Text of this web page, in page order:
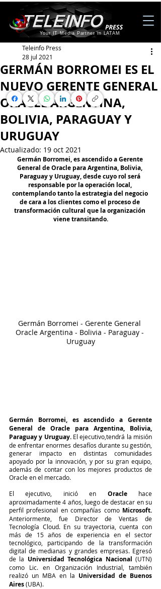
Your IT Media Partner in LATAM
GERMÁN BORROMEI ES EL
NUEVO GERENTE GENERAL
ORACLE ARGENTINA,
BOLIVIA, PARAGUAY Y
URUGUAY
Teleinfo Press
28 jul 2021
Actualizado: 19 oct 2021
Germán Borromei, es ascendido a Gerente
General de Oracle para Argentina, Bolivia,
Paraguay y Uruguay, desde cuyo rol será
responsable por la operación local,
contemplando tanto la estrategia del negocio
de cara a los clientes como el proceso de
transformación cultural que la organización
viene transitando.
Germán Borromei - Gerente General
Oracle Argentina - Bolivia - Paraguay -
Uruguay
Germán Borromei, es ascendido a Gerente
General de Oracle para Argentina, Bolivia,
Paraguay y Uruguay. El ejecutivo,tendrá la misión
de enfrentar enormes desafíos durante su gestión,
generar impacto en distintas comunidades
apoyado por la innovación, y por su gran equipo,
además de contar con los mejores productos de
Oracle en el mercado.
El ejecutivo, inició en Oracle hace
aproximadamente 4 años, luego de destacar en su
perfil profesional en compañías como
Anteriormente, fue Director de Ventas de
Tecnología Cloud. En su trayectoria, cuenta con
más de 15 años de experiencia en el sector
tecnológico, participando de la transformación
digital de medianas y grandes empresas. Egresó
de la Universidad Tecnológica Nacional (UTN)
como Lic. en Organización Industrial, también
realizó un MBA en la Universidad de Buenos
Aires (UBA).